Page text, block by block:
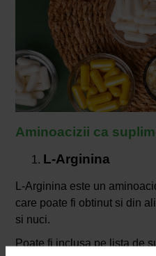
Aminoacizii ca
L-Arginina
L-Arginina este un
care poate fi obtinut si din
si nuci.
Poate fi inclusa pe lista de